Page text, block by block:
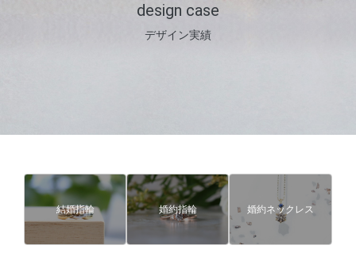
design case
デザイン実績
結婚指輪 婚約指輪 婚約ネックレス